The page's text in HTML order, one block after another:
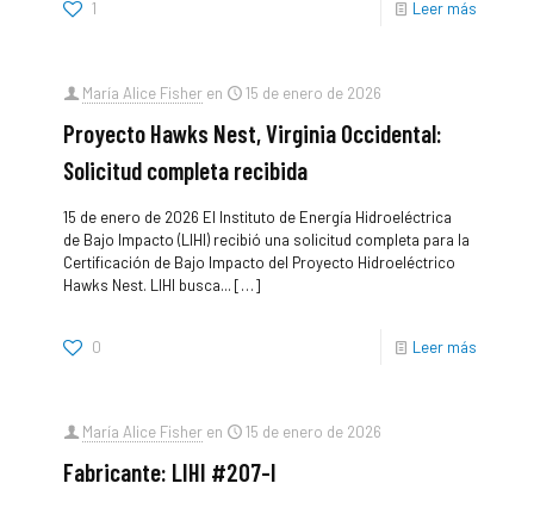
1 Leer más
María Alice Fisher en 15 de enero de 2026
Proyecto Hawks Nest, Virginia Occidental:
Solicitud completa recibida
15 de enero de 2026 El Instituto de Energía Hidroeléctrica
de Bajo Impacto (LIHI) recibió una solicitud completa para la
Certificación de Bajo Impacto del Proyecto Hidroeléctrico
Hawks Nest. LIHI busca... […]
0 Leer más
María Alice Fisher en 15 de enero de 2026
Fabricante: LIHI #207-I